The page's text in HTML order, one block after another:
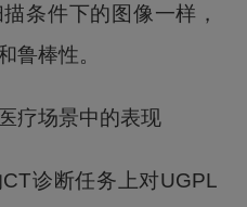
条件下的图像一样，
鲁棒性。
疗场景中的表现
诊断任务上对UGPL